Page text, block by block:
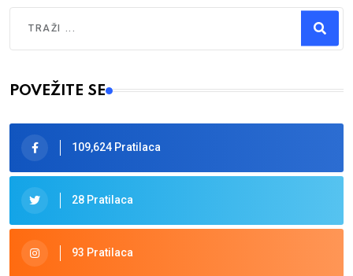
Type 2 or more characters for results.
POVEŽITE SE
109,624 Pratilaca
28 Pratilaca
93 Pratilaca